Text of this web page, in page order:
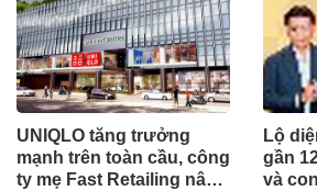
UNIQLO tăng trưởng
mạnh trên toàn cầu, công
ty mẹ Fast Retailing nâng
Lộ
gần
và